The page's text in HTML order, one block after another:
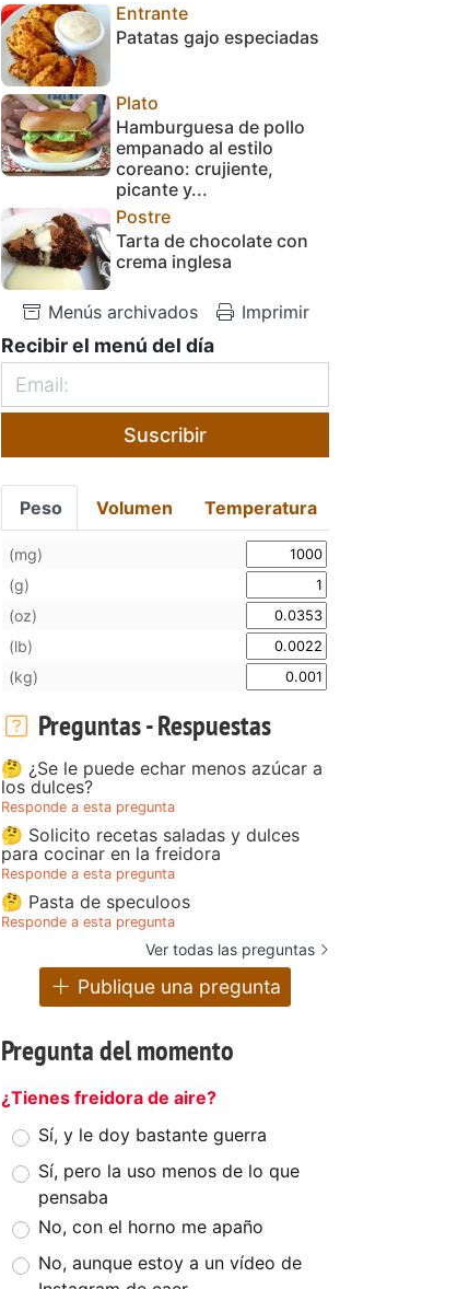
Entrante
Patatas gajo especiadas
Plato
Hamburguesa de pollo
empanado al estilo
coreano: crujiente,
picante y...
Postre
Tarta de chocolate con
crema inglesa
Menús archivados Imprimir
Recibir el menú del día
Suscribir
Peso Volumen Temperatura
(mg)
(g)
(oz)
(lb)
(kg)
Preguntas - Respuestas
🤔 ¿Se le puede echar menos azúcar a
los dulces?
Responde a esta pregunta
🤔 Solicito recetas saladas y dulces
para cocinar en la freidora
Responde a esta pregunta
🤔 Pasta de speculoos
Responde a esta pregunta
Ver todas las preguntas
Publique una pregunta
Pregunta del momento
¿Tienes freidora de aire?
Sí, y le doy bastante guerra
Sí, pero la uso menos de lo que
pensaba
No, con el horno me apaño
No, aunque estoy a un vídeo de